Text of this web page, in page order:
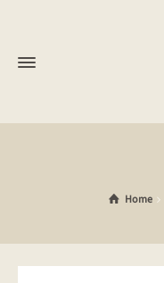
Home